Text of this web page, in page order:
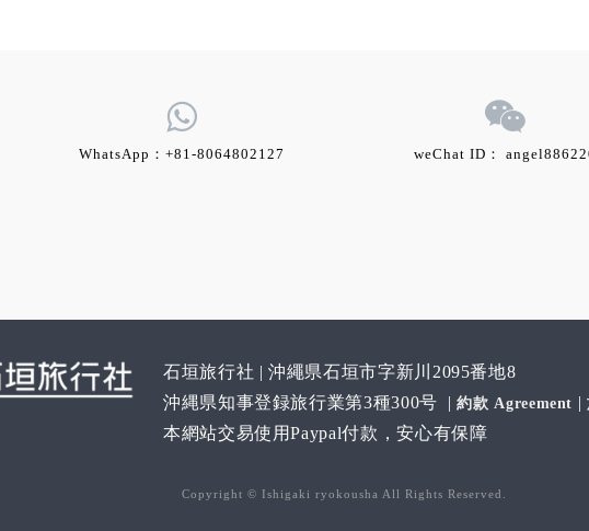
WhatsApp：+81-8064802127 weChat ID：
石垣旅行社 | 沖繩県石垣市字新川2095番地8
沖縄県知事登録旅行業第3種300号
|約款 Agreement |
本網站交易使用Paypal付款，安心有保障
Copyright © Ishigaki ryokousha All Rights Reserved.